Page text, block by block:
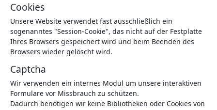
Cookies
Unsere Website verwendet fast ausschließlich ein
sogenanntes "Session-Cookie", das nicht auf der Festplatte
Ihres Browsers gespeichert wird und beim Beenden des
Browsers wieder gelöscht wird.
Captcha
Wir verwenden ein internes Modul um unsere interaktiven
Formulare vor Missbrauch zu schützen.
Dadurch benötigen wir keine Bibliotheken oder Cookies von